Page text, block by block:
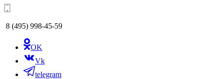
8 (495) 998-45-59
OK
Vk
telegram